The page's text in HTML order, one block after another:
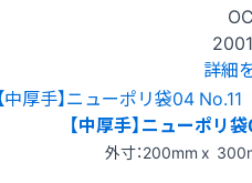
詳細
【中厚手】ニューポ
外寸：200mm x